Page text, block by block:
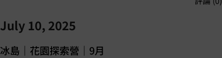
July 10, 2025
冰島｜花園探索營｜9月